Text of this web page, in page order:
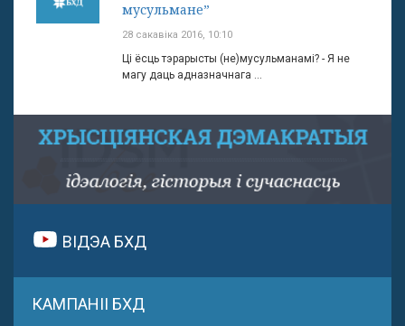
мусульмане”
28 сакавіка 2016, 10:10
Ці ёсць тэрарысты (не)мусульманамі? - Я не
магу даць адназначнага ...
ВІДЭА БХД
КАМПАНІІ БХД